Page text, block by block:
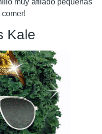
muy afilado pequeñas
Kale